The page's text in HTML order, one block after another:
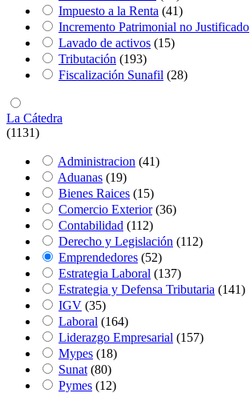
Impuesto a la Renta (41)
Incremento Patrimonial no Justificado
Lavado de activos (15)
Tributación (193)
Fiscalización Sunafil (28)
La Cátedra
(1131)
Administracion (41)
Aduanas (19)
Bienes Raices (15)
Comercio Exterior (36)
Contabilidad (112)
Derecho y Legislación (112)
Emprendedores (52)
Estrategia Laboral (137)
Estrategia y Defensa Tributaria (141)
IGV (35)
Laboral (164)
Liderazgo Empresarial (157)
Mypes (18)
Sunat (80)
Pymes (12)